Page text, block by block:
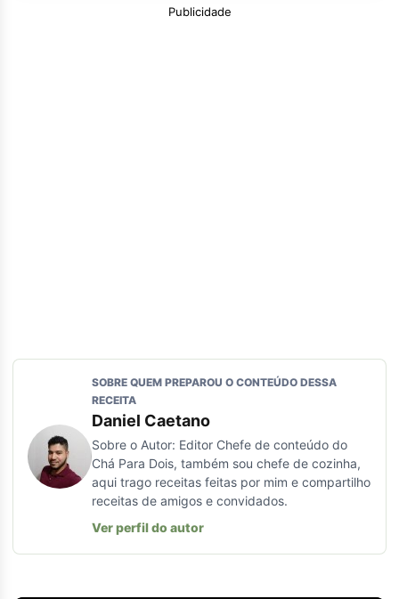
Publicidade
SOBRE QUEM PREPAROU O CONTEÚDO DESSA
RECEITA
Daniel Caetano
Sobre o Autor: Editor Chefe de conteúdo do
Chá Para Dois, também sou chefe de cozinha,
aqui trago receitas feitas por mim e compartilho
receitas de amigos e convidados.
Ver perfil do autor